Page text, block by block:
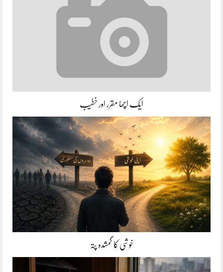
ایک اچھا مقرر اور خطیب
خوشی کا گمشدہ پتہ